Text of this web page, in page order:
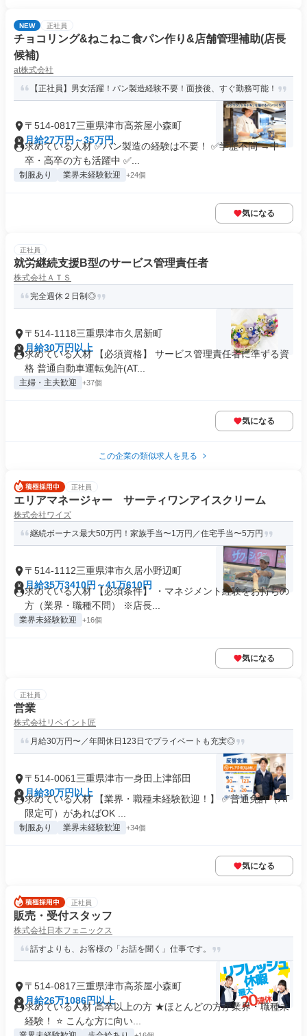
NEW 正社員
チョコリング&ねこねこ食パン作り&店舗管理補助(店長
候補)
at株式会社
【正社員】男女活躍！パン製造経験不要！面接後、すぐ勤務可能！
〒514-0817三重県津市高茶屋小森町
月給27万円～35万円
求めている人材 ✅パン製造の経験は不要！ ✅学歴不問 →中
卒・高卒の方も活躍中 ✅...
制服あり 業界未経験歓迎 +24個
気になる
正社員
就労継続支援B型のサービス管理責任者
株式会社ＡＴＳ
完全週休２日制◎
〒514-1118三重県津市久居新町
月給30万円以上
求めている人材 【必須資格】 サービス管理責任者に準ずる資
格 普通自動車運転免許(AT...
主婦・主夫歓迎 +37個
気になる
この企業の類似求人を見る
正社員
エリアマネージャー サーティワンアイスクリーム
株式会社ワイズ
継続ボーナス最大50万円！家族手当〜1万円／住宅手当〜5万円
〒514-1112三重県津市久居小野辺町
月給35万3410円～41万610円
求めている人材 【必須条件】 ・マネジメント経験をお持ちの
方（業界・職種不問） ※店長...
業界未経験歓迎 +16個
気になる
正社員
営業
株式会社リペイント匠
月給30万円〜／年間休日123日でプライベートも充実◎
〒514-0061三重県津市一身田上津部田
月給30万円以上
求めている人材 【業界・職種未経験歓迎！】 ✅普通免許（AT
限定可）があればOK ...
制服あり 業界未経験歓迎 +34個
気になる
正社員
販売・受付スタッフ
株式会社日本フェニックス
話すよりも、お客様の「お話を聞く」仕事です。
〒514-0817三重県津市高茶屋小森町
月給26万1086円以上
求めている人材 高卒以上の方 ★ほとんどの方が業界・職種未
経験！ ⭐ こんな方に向い...